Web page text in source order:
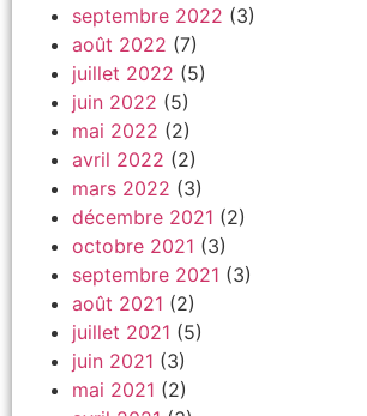
septembre 2022 (3)
août 2022 (7)
juillet 2022 (5)
juin 2022 (5)
mai 2022 (2)
avril 2022 (2)
mars 2022 (3)
décembre 2021 (2)
octobre 2021 (3)
septembre 2021 (3)
août 2021 (2)
juillet 2021 (5)
juin 2021 (3)
mai 2021 (2)